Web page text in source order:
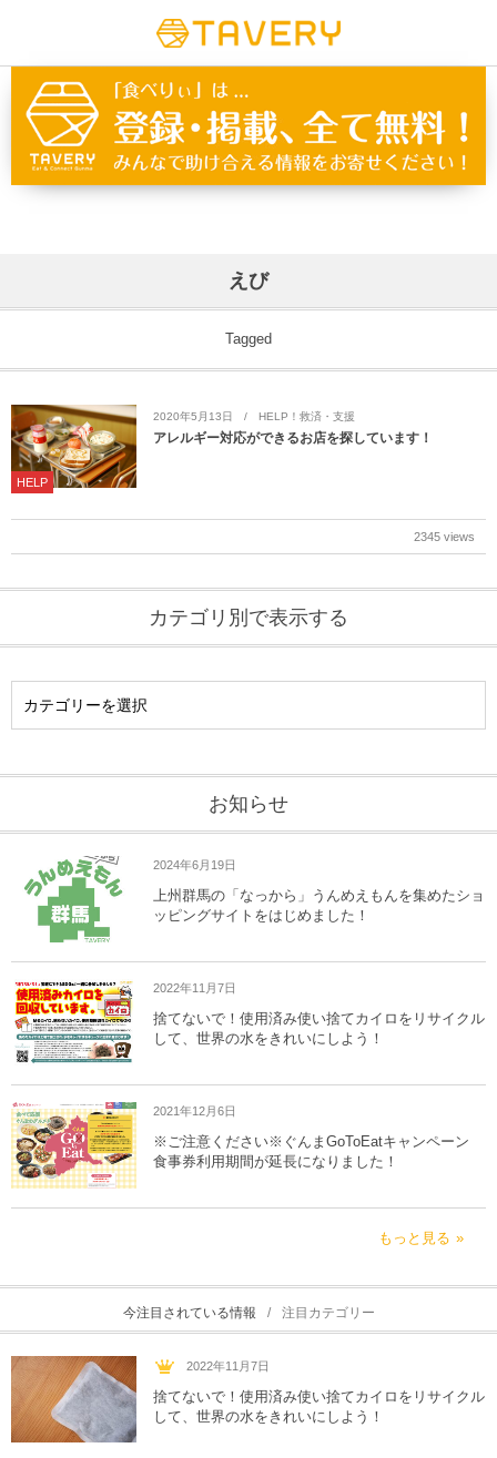
えび
Tagged
HELP
2020年5月13日 HELP！救済・支援
アレルギー対応ができるお店を探しています！
2345 views
カテゴリ別で表示する
お知らせ
2024年6月19日
上州群馬の「なっから」うんめえもんを集めたショ
ッピングサイトをはじめました！
2022年11月7日
捨てないで！使用済み使い捨てカイロをリサイクル
して、世界の水をきれいにしよう！
2021年12月6日
※ご注意ください※ぐんまGoToEatキャンペーン
食事券利用期間が延長になりました！
もっと見る
今注目されている情報 注目カテゴリー
2022年11月7日
捨てないで！使用済み使い捨てカイロをリサイクル
して、世界の水をきれいにしよう！